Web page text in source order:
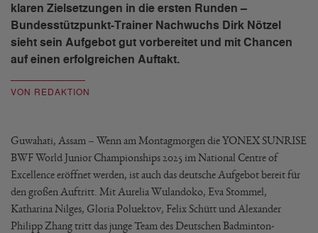
klaren Zielsetzungen in die ersten Runden –
Bundesstützpunkt-Trainer Nachwuchs Dirk Nötzel
sieht sein Aufgebot gut vorbereitet und mit Chancen
auf einen erfolgreichen Auftakt.
VON REDAKTION
Guwahati, Assam – Wenn am Montagmorgen die YONEX SUNRISE
BWF World Junior Championships 2025 im National Centre of
Excellence eröffnet werden, ist auch das deutsche Aufgebot bereit für
den großen Auftritt. Mit Aurelia Wulandoko, Eva Stommel,
Katharina Nilges, Gloria Poluektov, Felix Schütt und Alexander
Philipp Zhang tritt das junge Team des Deutschen Badminton-